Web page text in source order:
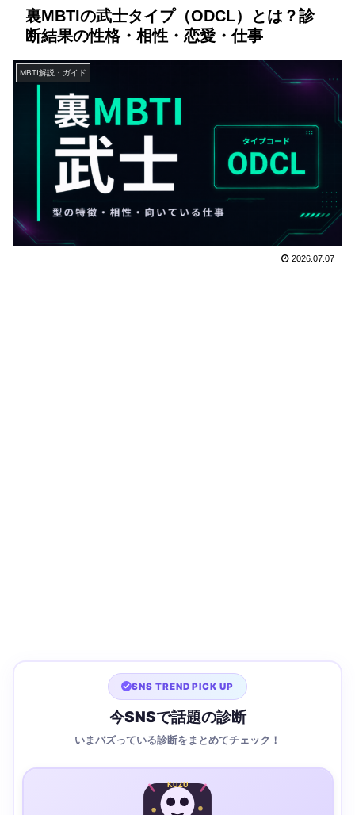
裏MBTIの武士タイプ（ODCL）とは？診
断結果の性格・相性・恋愛・仕事
MBTI解説・ガイド
2026.07.07
SNS TREND PICK UP
今SNSで話題の診断
いまバズっている診断をまとめてチェック！
KUZU